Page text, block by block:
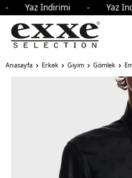
Yaz İndirimi -
Anasayfa Erkek Giyim Gömlek